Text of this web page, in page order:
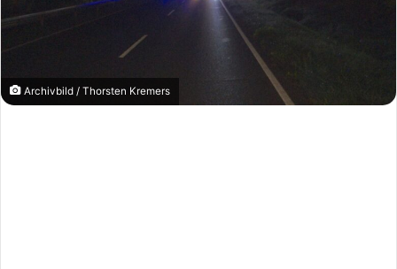
Archivbild / Thorsten Kremers